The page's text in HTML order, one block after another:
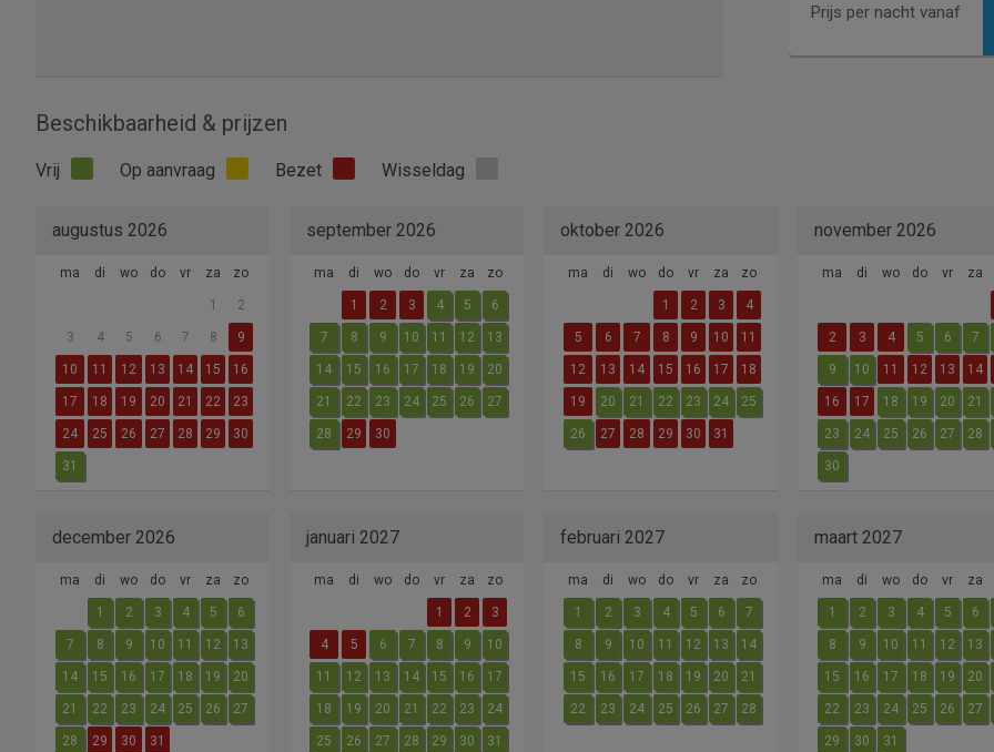
Prijs per nacht vanaf
Beschikbaarheid & prijzen
Vrij Op aanvraag Bezet Wisseldag
augustus 2026
ma di wo do vr za zo
1 2
3 4 5 6 7 8 9
10 11 12 13 14 15 16
17 18 19 20 21 22 23
24 25 26 27 28 29 30
31
september 2026
ma di wo do vr za zo
1 2 3 4 5 6
7 8 9 10 11 12 13
14 15 16 17 18 19 20
21 22 23 24 25 26 27
28 29 30
oktober 2026
ma di wo do vr za zo
1 2 3 4
5 6 7 8 9 10 11
12 13 14 15 16 17 18
19 20 21 22 23 24 25
26 27 28 29 30 31
november 2026
ma di wo do vr za
2 3 4 5 6 7
9 10 11 12 13 14
16 17 18 19 20 21
23 24 25 26 27 28
30
december 2026
ma di wo do vr za zo
1 2 3 4 5 6
7 8 9 10 11 12 13
14 15 16 17 18 19 20
21 22 23 24 25 26 27
28 29 30 31
januari 2027
ma di wo do vr za zo
1 2 3
4 5 6 7 8 9 10
11 12 13 14 15 16 17
18 19 20 21 22 23 24
25 26 27 28 29 30 31
februari 2027
ma di wo do vr za zo
1 2 3 4 5 6 7
8 9 10 11 12 13 14
15 16 17 18 19 20 21
22 23 24 25 26 27 28
maart 2027
ma di wo do vr za
1 2 3 4 5 6
8 9 10 11 12 13
15 16 17 18 19 20
22 23 24 25 26 27
29 30 31